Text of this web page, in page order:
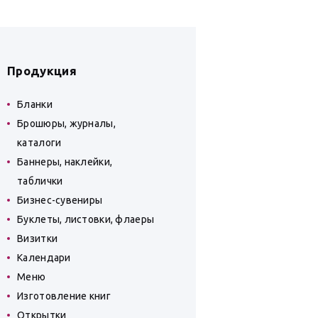
Продукция
Бланки
Брошюры, журналы,
каталоги
Баннеры, наклейки,
таблички
Бизнес-сувениры
Буклеты, листовки, флаеры
Визитки
Календари
Меню
Изготовление книг
Открытки